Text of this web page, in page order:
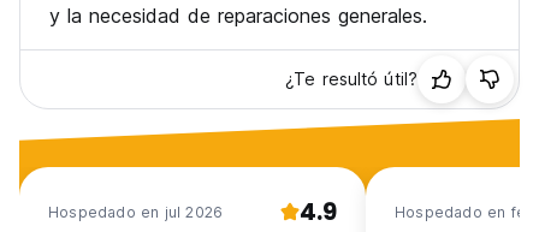
y la necesidad de reparaciones generales.
¿Te resultó útil?
Hospedado en jul 2026 4.9 Hospedado en feb